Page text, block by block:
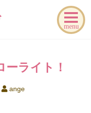
menu
ーライト！
ange